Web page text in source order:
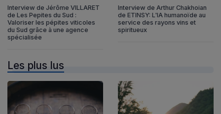
Interview de Jérôme VILLARET
de Les Pepites du Sud :
Valoriser les pépites viticoles
du Sud grâce à une agence
spécialisée
Interview de Arthur Chakhoian
de ETINSY: L'IA humanoïde au
service des rayons vins et
spiritueux
Les plus lus